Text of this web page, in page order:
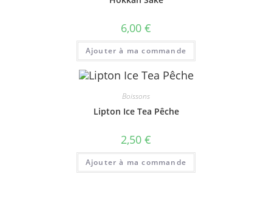
6,00 €
Ajouter à ma commande
Boissons
Lipton Ice Tea Pêche
2,50 €
Ajouter à ma commande